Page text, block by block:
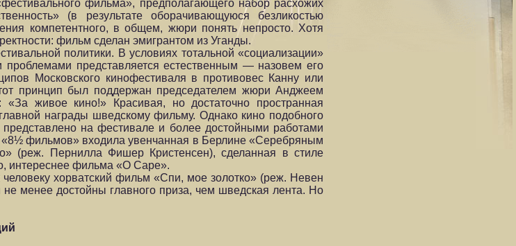
фильма», предполагающего набор расхожих
(в результате оборачивающуюся безликостью
компетентного, в общем, жюри понять непросто. Хотя
фильм сделан эмигрантом из Уганды.
политики. В условиях тотальной «социализации»
представляется естественным — назовем его
Московского кинофестиваля в противовес Канну или
принцип был поддержан председателем жюри Анджеем
живое кино!» Красивая, но достаточно пространная
награды шведскому фильму. Однако кино подобного
на фестивале и более достойными работами
фильмов» входила увенчанная в Берлине «Серебряным
(реж. Пернилла Фишер Кристенсен), сделанная в стиле
интереснее фильма «О Саре».
хорватский фильм «Спи, мое золотко» (реж. Невен
менее достойны главного приза, чем шведская лента. Но